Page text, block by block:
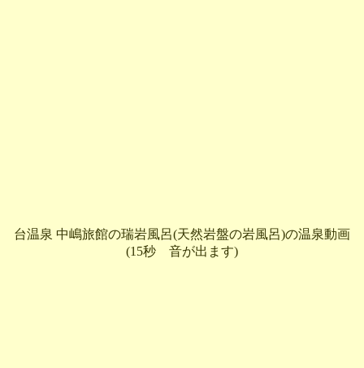
台温泉 中嶋旅館の瑞岩風呂(天然岩盤の岩風呂)の温泉動画
(15秒 音が出ます)